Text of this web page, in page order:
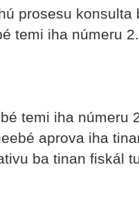
prosesu konsulta
temi iha númeru 2.
temi iha númeru
aprova iha
ba tinan fiskál